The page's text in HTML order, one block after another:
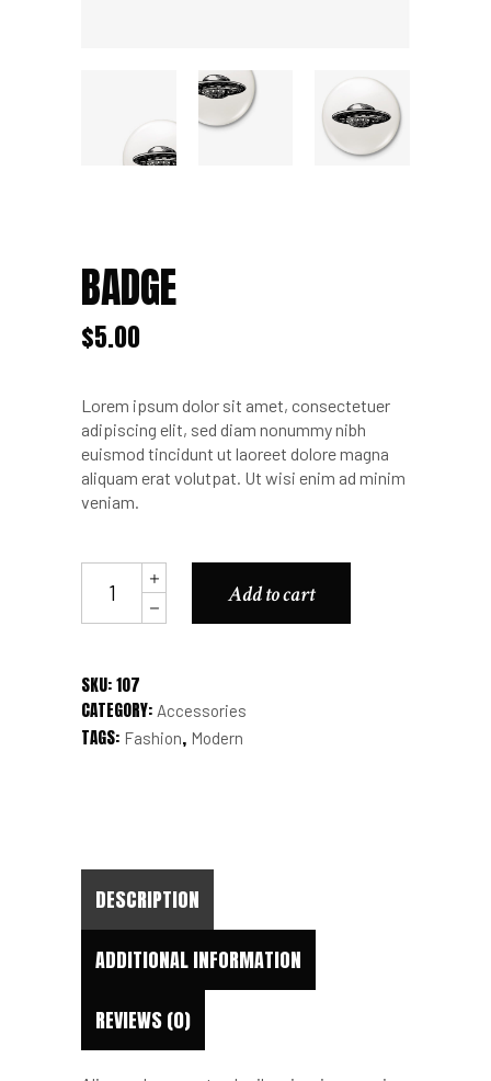
BADGE
$5.00
Lorem ipsum dolor sit amet, consectetuer
adipiscing elit, sed diam nonummy nibh
euismod tincidunt ut laoreet dolore magna
aliquam erat volutpat. Ut wisi enim ad minim
veniam.
quantity
Add to cart
SKU:107
CATEGORY: Accessories
TAGS: Fashion, Modern
DESCRIPTION
ADDITIONAL INFORMATION
REVIEWS (0)